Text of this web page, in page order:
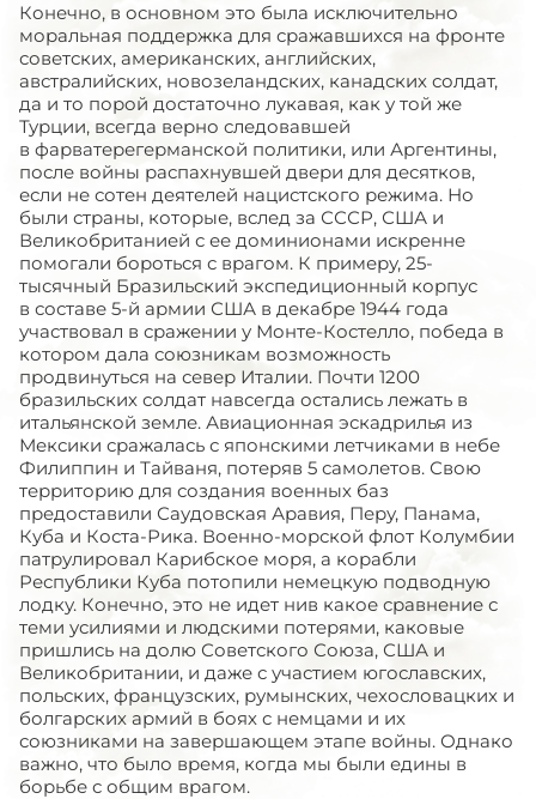
Конечно, в основном это была исключительно
моральная поддержка для сражавшихся на фронте
советских, американских, английских,
австралийских, новозеландских, канадских солдат,
да и то порой достаточно лукавая, как у той же
Турции, всегда верно следовавшей
в фарватерегерманской политики, или Аргентины,
после войны распахнувшей двери для десятков,
если не сотен деятелей нацистского режима. Но
были страны, которые, вслед за СССР, США и
Великобританией с ее доминионами искренне
помогали бороться с врагом. К примеру, 25-
тысячный Бразильский экспедиционный корпус
в составе 5-й армии США в декабре 1944 года
участвовал в сражении у Монте-Костелло, победа в
котором дала союзникам возможность
продвинуться на север Италии. Почти 1200
бразильских солдат навсегда остались лежать в
итальянской земле. Авиационная эскадрилья из
Мексики сражалась с японскими летчиками в небе
Филиппин и Тайваня, потеряв 5 самолетов. Свою
территорию для создания военных баз
предоставили Саудовская Аравия, Перу, Панама,
Куба и Коста-Рика. Военно-морской флот Колумбии
патрулировал Карибское моря, а корабли
Республики Куба потопили немецкую подводную
лодку. Конечно, это не идет нив какое сравнение с
теми усилиями и людскими потерями, каковые
пришлись на долю Советского Союза, США и
Великобритании, и даже с участием югославских,
польских, французских, румынских, чехословацких и
болгарских армий в боях с немцами и их
союзниками на завершающем этапе войны. Однако
важно, что было время, когда мы были едины в
борьбе с общим врагом.